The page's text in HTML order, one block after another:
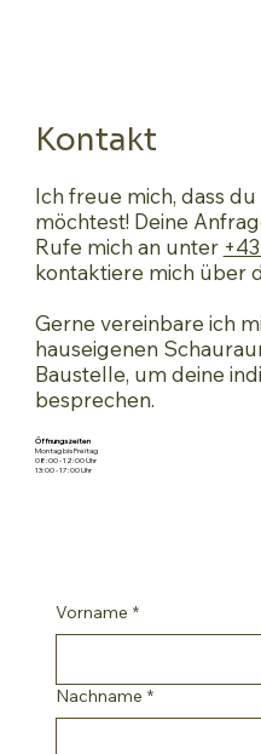
Kontakt
Ich freue mich, dass
möchtest! Deine
Rufe mich an unter
kontaktiere mich über
Gerne vereinbare ich
hauseigenen
Baustelle, um deine
besprechen.
Öffnungszeiten
Montag bis Freitag
08:00 - 12:00 Uhr
13:00 - 17:00 Uhr
Vorname *
Nachname *